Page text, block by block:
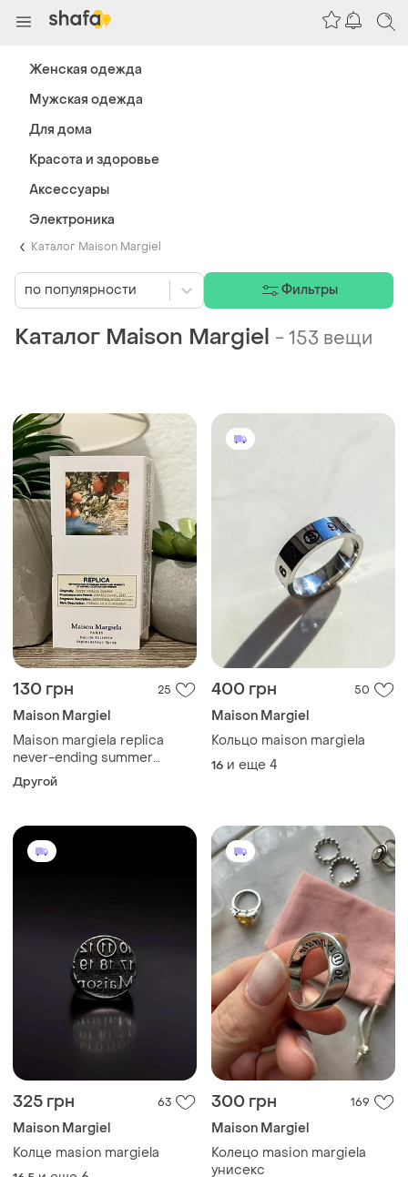
Каталог Maison Margiel
Каталог Maison Margiel -153 вещи
130 грн 25
Maison Margiel
Maison margiela replica
never-ending summer
туалетна вода унісекс, 1,2мл
🍋‍🟩
Другой
400 грн 50
Maison Margiel
Кольцо maison margiela
16 и еще 4
325 грн 63
Maison Margiel
Колце masion margiela
300 грн 169
Maison Margiel
Колецо masion margiela
унисекс
по популярности Фильтры
Женская одежда
Мужская одежда
Для дома
Красота и здоровье
Аксессуары
Электроника